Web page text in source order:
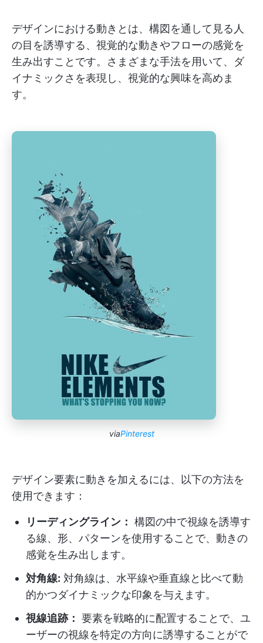
デザインにおける動きとは、構図を通して見る人
の目を誘導する、視覚的な動きやフローの感覚を
生み出すことです。さまざまな手法を用いて、ダ
イナミックさを表現し、視覚的な興味を高めま
す。
viaPinterest
デザイン要素に動きを加えるには、以下の方法を
使用できます：
リーディングライン： 構図の中で視線を誘導す
る線、形、パターンを使用することで、動きの
感覚を生み出します。
対角線: 対角線は、水平線や垂直線と比べて動
的かつダイナミックな印象を与えます。
視線追跡： 要素を戦略的に配置することで、ユ
ーザーの視線を特定の方向に誘導することがで